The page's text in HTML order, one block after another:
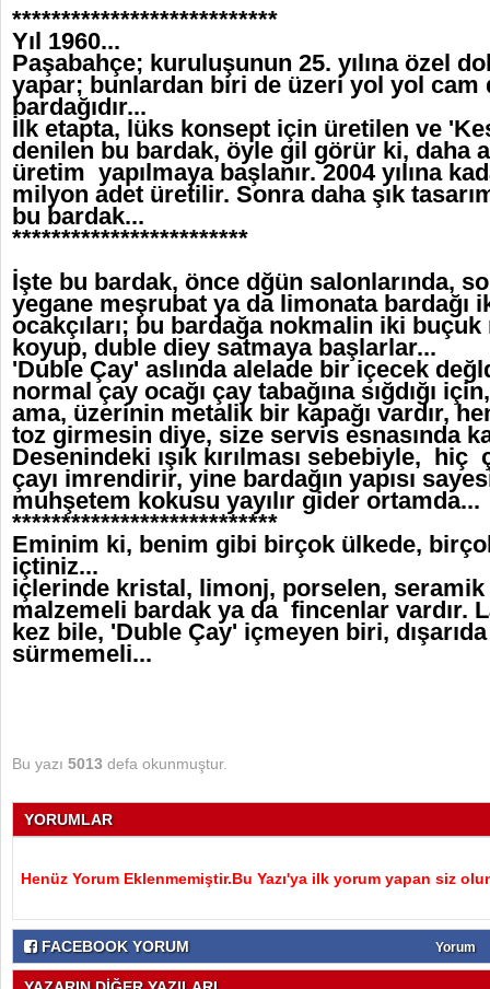
***************************
Yıl 1960...
Paşabahçe; kuruluşunun 25. yılına özel
yapar; bunlardan biri de üzeri yol yol
bardağıdır...
İlk etapta, lüks konsept için üretilen ve
denilen bu bardak, öyle gil görür ki, daha
üretim yapılmaya başlanır. 2004 yılına
milyon adet üretilir. Sonra daha şık
bu bardak...
************************
İşte bu bardak, önce dğün salonlarında,
yegane meşrubat ya da limonata bardağı
ocakçıları; bu bardağa nokmalin iki buçuk
koyup, duble diey satmaya başlarlar...
'Duble Çay' aslında alelade bir içecek
normal çay ocağı çay tabağına sığdığı
ama, üzerinin metalik bir kapağı vardır,
toz girmesin diye, size servis esnasında
Desenindeki ışık kırılması sebebiyle,
çayı imrendirir, yine bardağın yapısı
muhşetem kokusu yayılır gider ortamda...
***************************
Eminim ki, benim gibi birçok ülkede,
içtiniz...
içlerinde kristal, limonj, porselen, seramik
malzemeli bardak ya da fincenlar vardır.
kez bile, 'Duble Çay' içmeyen biri,
sürmemeli...
Bu yazı 5013 defa okunmuştur.
YORUMLAR
Henüz Yorum Eklenmemiştir.Bu Yazı'ya ilk yorum yapan siz
FACEBOOK YORUM Yorum